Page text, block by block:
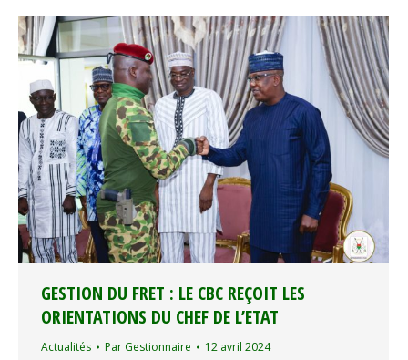
GESTION DU FRET : LE CBC REÇOIT LES
ORIENTATIONS DU CHEF DE L’ETAT
Actualités Par Gestionnaire 12 avril 2024